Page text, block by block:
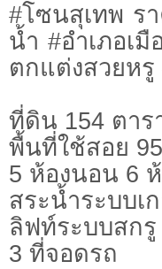
#โซนสุเทพ ร
น้ำ #อำเภอเ
ตกแต่งสวยหรู
ที่ดิน 154 ตาร
พื้นที่ใช้สอย
5 ห้องนอน 6
สระน้ำระบบเ
ลิฟท์ระบบสกรู
3 ที่จอดรถ